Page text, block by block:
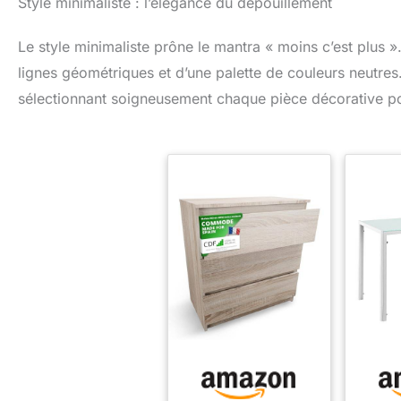
stables Dimensions du
buffet : L. 140 x l. 40 x H.
60 cm - Hauteur des
pieds : 17 cm
sa
de
Le style minimaliste prône le mantra « moins c’est plus
lignes géométriques et d’une palette de couleurs neutres.
sélectionnant soigneusement chaque pièce décorative